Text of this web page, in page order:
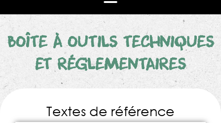
BOÎTE À OUTILS TECHNIQUES
ET RÉGLEMENTAIRES
Textes de référence